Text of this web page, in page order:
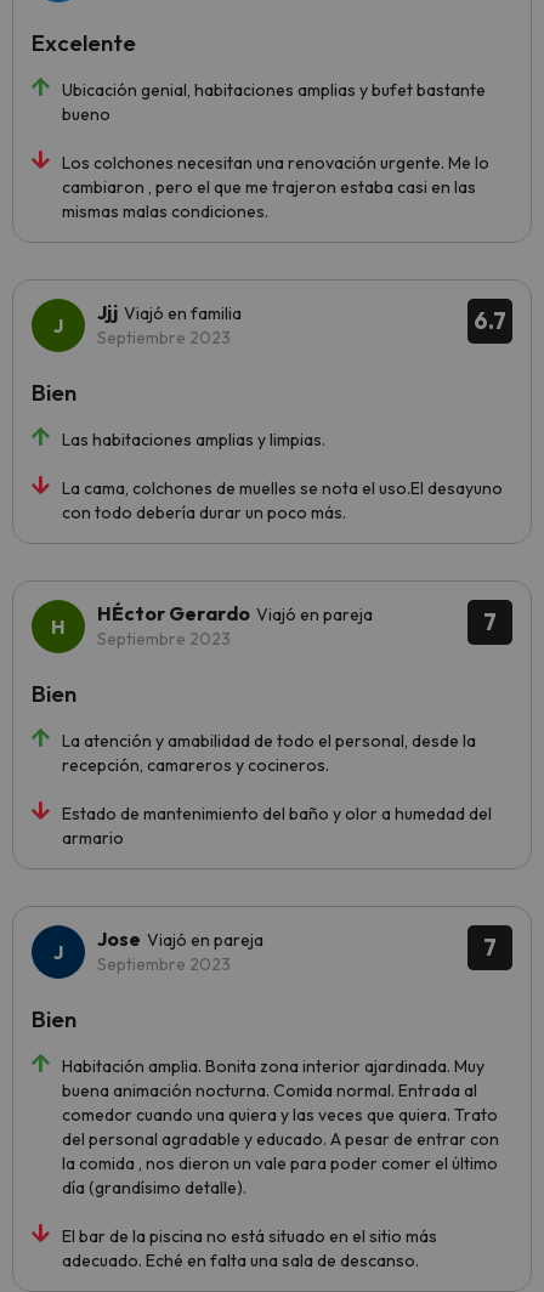
Ubicación genial, habitaciones amplias y bufet bastante
bueno
Los colchones necesitan una renovación urgente. Me lo
cambiaron , pero el que me trajeron estaba casi en las
mismas malas condiciones.
Excelente
6.7
Jjj Viajó en familia
Septiembre 2023
Las habitaciones amplias y limpias.
La cama, colchones de muelles se nota el uso.El desayuno
con todo debería durar un poco más.
Bien
7
HÉctor Gerardo Viajó en pareja
Septiembre 2023
La atención y amabilidad de todo el personal, desde la
recepción, camareros y cocineros.
Estado de mantenimiento del baño y olor a humedad del
armario
Bien
7
Jose Viajó en pareja
Septiembre 2023
Habitación amplia. Bonita zona interior ajardinada. Muy
buena animación nocturna. Comida normal. Entrada al
comedor cuando una quiera y las veces que quiera. Trato
del personal agradable y educado. A pesar de entrar con
la comida , nos dieron un vale para poder comer el último
día (grandísimo detalle).
El bar de la piscina no está situado en el sitio más
adecuado. Eché en falta una sala de descanso.
Bien